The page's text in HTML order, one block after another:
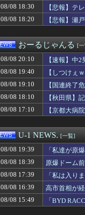
ホリエモン「面接で、納
鈴木福「運転免許を取得
『炎の闘球女 ドッジ弾子
高市首相靖国参拝「適切
【大型セール】Kindleスト
飛行開発実験団のF-2戦闘
【今はやってない】審判
【AI】8割がGemini利用
【地震】東京練馬区で震
【国連終了危機】国連事
【悲報】アニメーターさ
【朗報】『ヤニねこ』新
日本、高市円安ホクホク
ショートスリーパー堀大輔
ドイツ空港のウクライナ
【悲報】靖国神社、コス
国家公務員月給、2年連
【話題】高市首相靖国参
【斉藤慎二】妻・瀬戸サ
伊・ナポリで大震災(マグ
【悲報】中国、橋の欄干
08/08 18:30
【悲報】テ
08/08 18:20
【悲報】瀬
おーるじゃんる [
08/08 20:10
【速報】中
した」
08/08 19:40
【しつけぇ
08/08 19:10
【国連終了
のか言え
08/08 18:10
【秋田県】
08/08 17:10
【京都大病
U-1 NEWS. [一覧]
08/08 19:39
「私達が原
08/08 18:39
原爆ドーム
08/08 17:39
「私は入り
して……
08/08 16:39
高市首相が
受けまく
08/08 15:49 「BYD